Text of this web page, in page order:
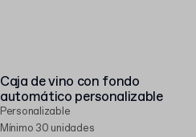
Caja de vino con fondo
automático personalizable
Personalizable
Mínimo 30 unidades